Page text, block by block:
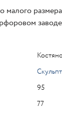
малого
95
77